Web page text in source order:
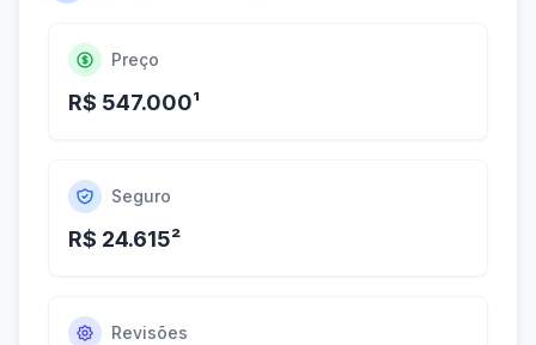
Preço
R$ 547.000¹
Seguro
R$ 24.615²
Revisões